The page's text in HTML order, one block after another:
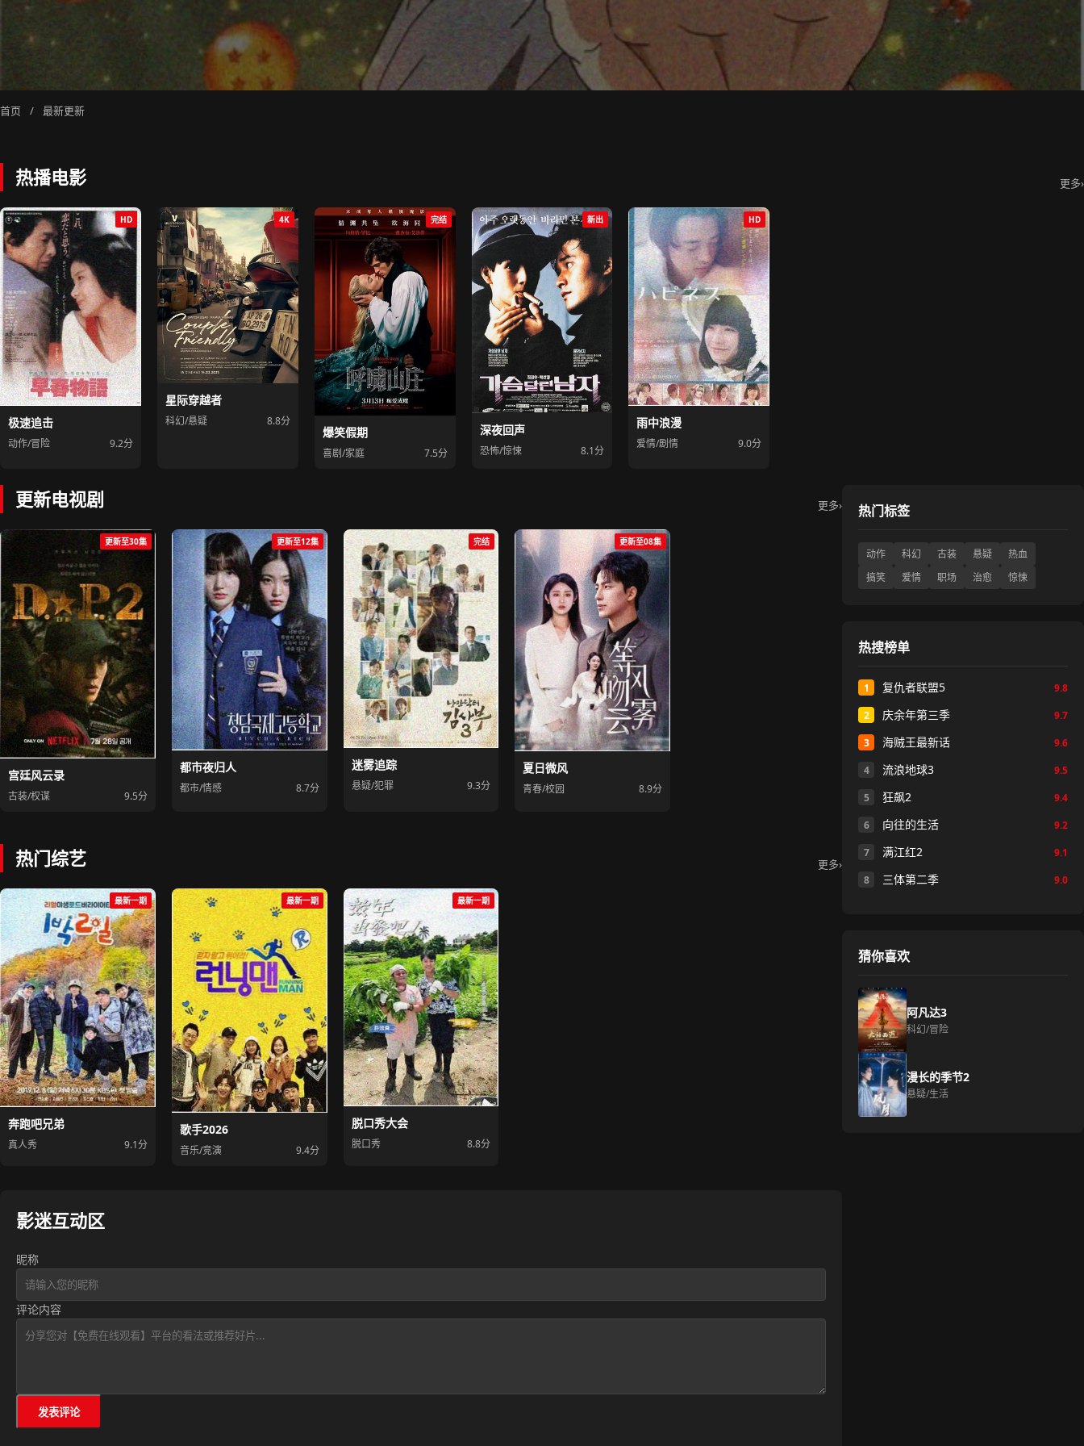
首页 / 最新更新
热播电影 更多›
HD
极速追击
动作/冒险 9.2分
4K
星际穿越者
科幻/悬疑 8.8分
完结
爆笑假期
喜剧/家庭 7.5分
新出
深夜回声
恐怖/惊悚 8.1分
HD
雨中浪漫
爱情/剧情 9.0分
更新电视剧 更多›
更新至30集
宫廷风云录
古装/权谋 9.5分
更新至12集
都市夜归人
都市/情感 8.7分
完结
迷雾追踪
悬疑/犯罪 9.3分
更新至08集
夏日微风
青春/校园 8.9分
热门综艺 更多›
最新一期
奔跑吧兄弟
真人秀 9.1分
最新一期
歌手2026
音乐/竞演 9.4分
最新一期
脱口秀大会
脱口秀 8.8分
影迷互动区
昵称
评论内容
发表评论
热门标签
动作 科幻 古装 悬疑
热血
搞笑
爱情 职场 治愈 惊悚
热搜榜单
1 复仇者联盟5
9.8
2
庆余年第三季
9.7
3
海贼王最新话
9.6
4
流浪地球3
9.5
5
狂飙2
9.4
6
向往的生活
9.2
7
满江红2
9.1
8
三体第二季 9.0
猜你喜欢
阿凡达3
科幻/冒险
漫长的季节2
悬疑/生活